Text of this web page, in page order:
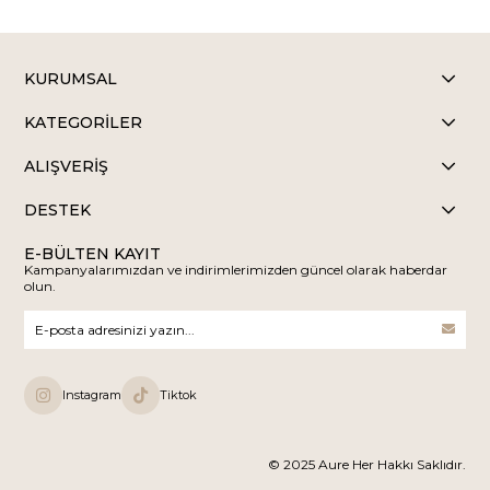
KURUMSAL
KATEGORİLER
ALIŞVERİŞ
DESTEK
E-BÜLTEN KAYIT
Kampanyalarımızdan ve indirimlerimizden güncel olarak haberdar
olun.
Instagram Tiktok
© 2025 Aure Her Hakkı Saklıdır.